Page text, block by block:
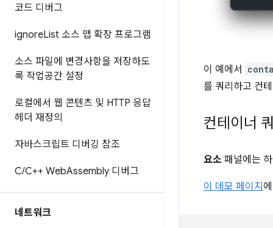
코드 디버그
ignoreList 소스 맵 확장 프로그램
소스 파일에 변경사항을 저장하도
록 작업공간 설정
로컬에서 웹 콘텐츠 및 HTTP 응답
헤더 재정의
자바스크립트 디버깅 참조
C/C++ WebAssembly 디버그
네트워크
이 예에서
를 쿼리하고 컨
컨테이너
요소 패널에는
이 데모 페이지